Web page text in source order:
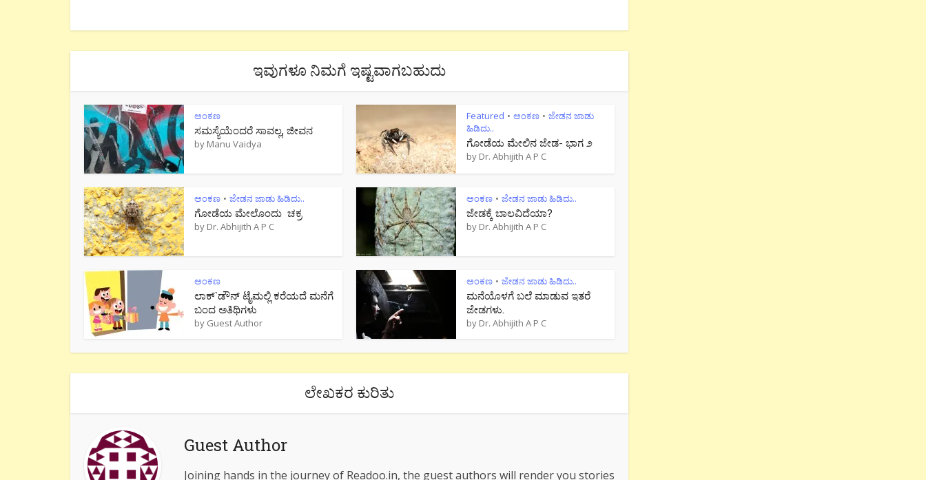
ಇವುಗಳೂ ನಿಮಗೆ ಇಷ್ಟವಾಗಬಹುದು
ಅಂಕಣ
ಸಮಸ್ಯೆಯೆಂದರೆ ಸಾವಲ್ಲ, ಜೀವನ
by Manu Vaidya
Featured • ಅಂಕಣ • ಜೇಡನ ಜಾಡು
ಹಿಡಿದು..
ಗೋಡೆಯ ಮೇಲಿನ ಜೇಡ- ಭಾಗ ೨
by Dr. Abhijith A P C
ಅಂಕಣ • ಜೇಡನ ಜಾಡು ಹಿಡಿದು..
ಗೋಡೆಯ ಮೇಲೊಂದು ಚಕ್ರ
by Dr. Abhijith A P C
ಅಂಕಣ • ಜೇಡನ ಜಾಡು ಹಿಡಿದು..
ಜೇಡಕ್ಕೆ ಬಾಲವಿದೆಯಾ?
by Dr. Abhijith A P C
ಅಂಕಣ
ಲಾಕ್`ಡೌನ್ ಟೈಮಲ್ಲಿ ಕರೆಯದೆ ಮನೆಗೆ
ಬಂದ ಅತಿಥಿಗಳು
by Guest Author
ಅಂಕಣ • ಜೇಡನ ಜಾಡು ಹಿಡಿದು..
ಮನೆಯೊಳಗೆ ಬಲೆ ಮಾಡುವ ಇತರೆ
ಜೇಡಗಳು.
by Dr. Abhijith A P C
ಲೇಖಕರ ಕುರಿತು
Guest Author
Joining hands in the journey of Readoo.in, the guest authors will render you stories